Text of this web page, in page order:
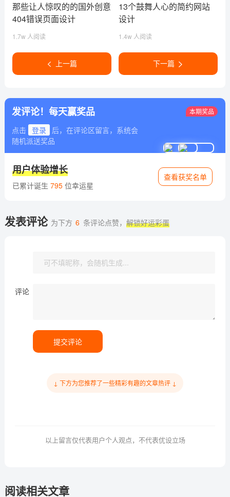
那些让人惊叹的的国外创意
404错误页面设计
1.7w 人阅读
上一篇
13个鼓舞人心的简约网站
设计
1.4w 人阅读
下一篇
发评论！每天赢奖品
点击 登录
后，在评论区留言，系统会
随机派送奖品
本期奖品
用户体验增长
已累计诞生 795位幸运星
查看获奖名单
发表评论 为下方 6 条评论点赞，解锁好运彩蛋
评论
提交评论
↓ 下方为您推荐了一些精彩有趣的文章热评 ↓
以上留言仅代表用户个人观点，不代表优设立场
阅读相关文章